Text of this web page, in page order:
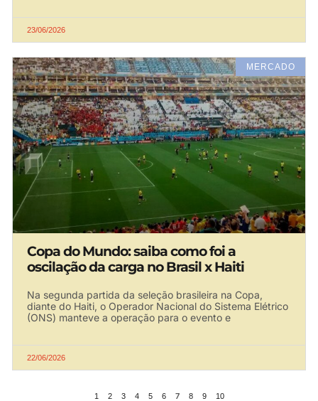
23/06/2026
MERCADO
Copa do Mundo: saiba como foi a
oscilação da carga no Brasil x Haiti
Na segunda partida da seleção brasileira na Copa,
diante do Haiti, o Operador Nacional do Sistema Elétrico
(ONS) manteve a operação para o evento e
22/06/2026
1 2 3 4 5 6 7 8 9 10